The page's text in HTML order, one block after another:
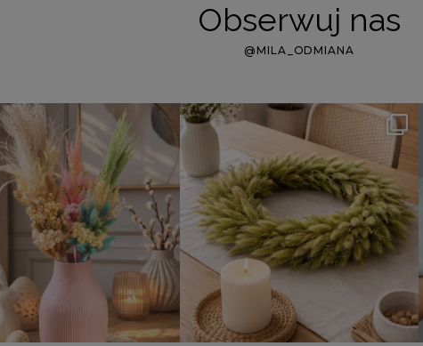
Obserwuj nas
@MILA_ODMIANA